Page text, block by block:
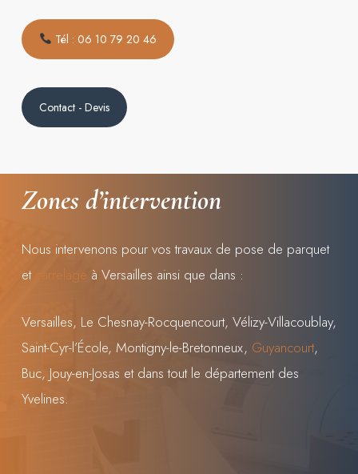
Tél : 06 10 79 20 46
Contact - Devis
Zonesd’intervention
Nous intervenons pour vos travaux de pose de parquet
et
carrelage à Versailles ainsi que dans :
Versailles, Le Chesnay-Rocquencourt, Vélizy-Villacoublay,
Saint-Cyr-l’École, Montigny-le-Bretonneux, Guyancourt,
Buc, Jouy-en-Josas et dans tout le département des
Yvelines.